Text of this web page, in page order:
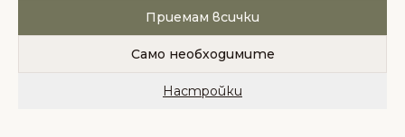
© 2026 Одоната Козметикс ООД. Всички права
запазени.
Политика за поверителностОбщи условия
Приемам всички
Само необходимите
Настройки